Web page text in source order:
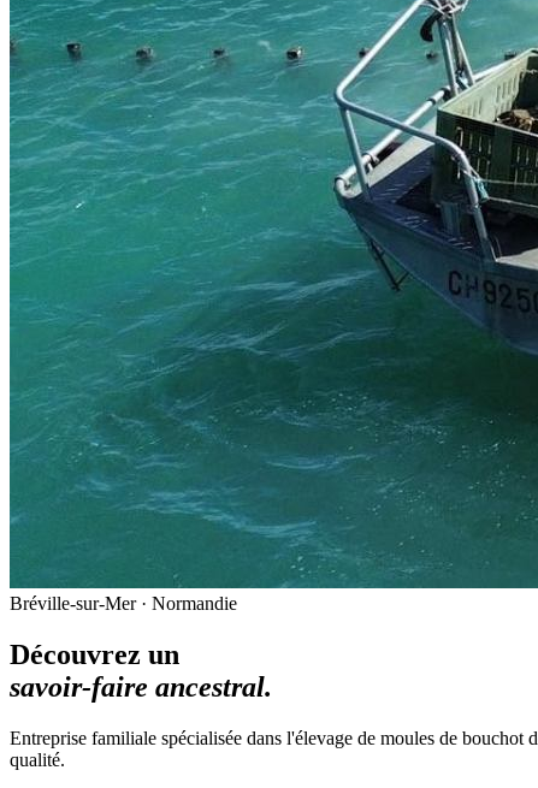
Bréville-sur-Mer · Normandie
Découvrez un
savoir-faire ancestral.
Entreprise familiale spécialisée dans l'élevage de moules de
qualité.